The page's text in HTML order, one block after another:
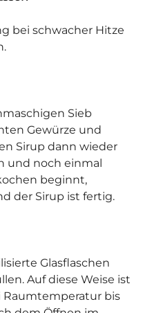
bei schwacher Hitze
Sieb
Gewürze und
Sirup dann wieder
und noch einmal
beginnt,
der Sirup ist fertig.
Glasflaschen
Auf diese Weise ist
Raumtemperatur bis